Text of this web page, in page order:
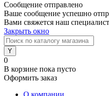
Сообщение отправлено
Ваше сообщение успешно
Вами свяжется наш специалист
Закрыть окно
0
В корзине пока пусто
Оформить заказ
О компании